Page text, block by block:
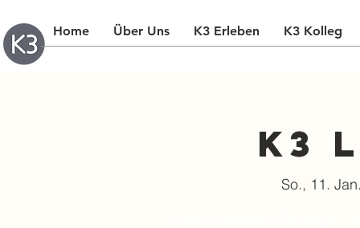
Home Über Uns K3 Erleben K3 Kolleg
K3
So., 11.